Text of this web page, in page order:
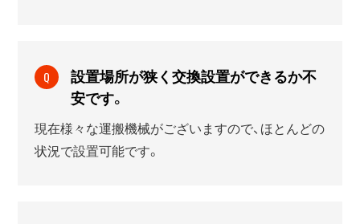
Q
設置場所が狭く交換設置ができるか不
安です。
現在様々な運搬機械がございますので、ほとんどの
状況で設置可能です。